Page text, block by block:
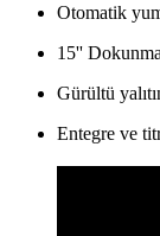
Otomatik
15''
Gürültü
Entegre ve